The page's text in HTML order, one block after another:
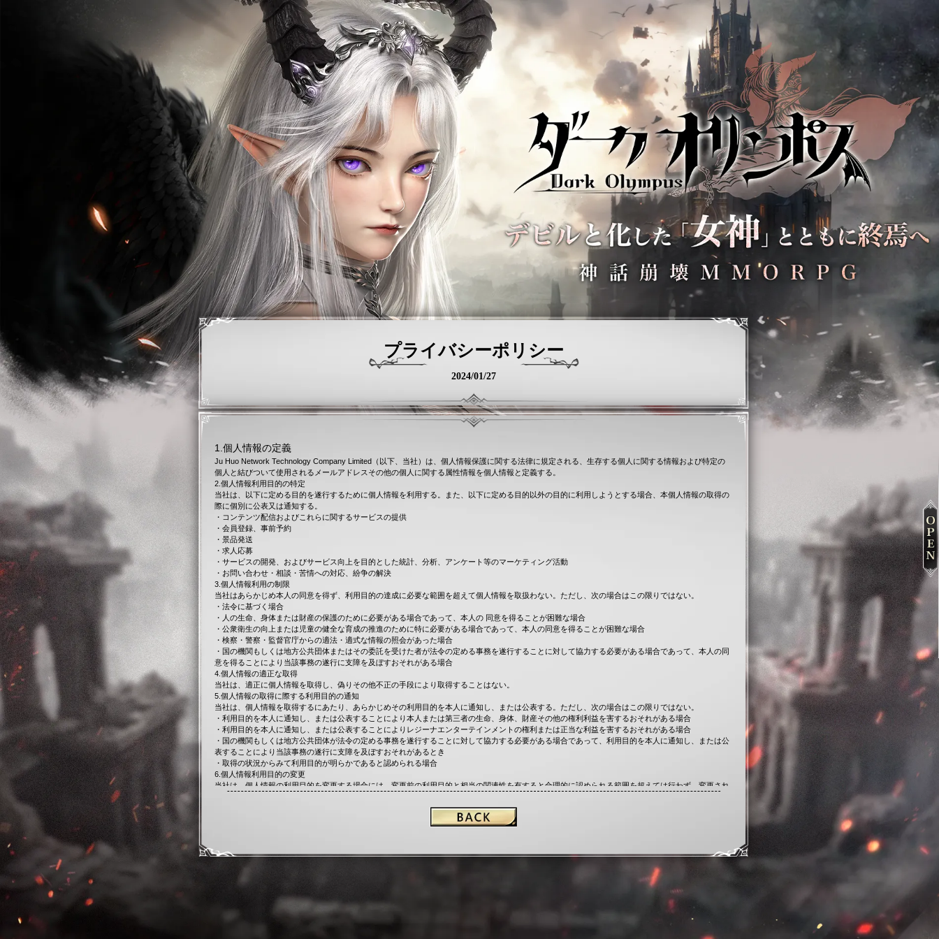
プライバシーポリシー
2024/01/27
1.個人情報の定義
Ju Huo Network Technology Company Limited（以下、当社）は、個人情報保護に関する法律に規定される、生存する個人に関する情報および特定の
個人と結びついて使用されるメールアドレスその他の個人に関する属性情報を個人情報と定義する。
2.個人情報利用目的の特定
当社は、以下に定める目的を遂行するために個人情報を利用する。また、以下に定める目的以外の目的に利用しようとする場合、本個人情報の取得の
際に個別に公表又は通知する。
・コンテンツ配信およびこれらに関するサービスの提供
・会員登録、事前予約
・景品発送
・求人応募
・サービスの開発、およびサービス向上を目的とした統計、分析、アンケート等のマーケティング活動
・お問い合わせ・相談・苦情への対応、紛争の解決
3.個人情報利用の制限
当社はあらかじめ本人の同意を得ず、利用目的の達成に必要な範囲を超えて個人情報を取扱わない。ただし、次の場合はこの限りではない。
・法令に基づく場合
・人の生命、身体または財産の保護のために必要がある場合であって、本人の 同意を得ることが困難な場合
・公衆衛生の向上または児童の健全な育成の推進のために特に必要がある場合であって、本人の同意を得ることが困難な場合
・検察・警察・監督官庁からの適法・適式な情報の照会があった場合
・国の機関もしくは地方公共団体またはその委託を受けた者が法令の定める事務を遂行することに対して協力する必要がある場合であって、本人の同
意を得ることにより当該事務の遂行に支障を及ぼすおそれがある場合
4.個人情報の適正な取得
当社は、適正に個人情報を取得し、偽りその他不正の手段により取得することはない。
5.個人情報の取得に際する利用目的の通知
当社は、個人情報を取得するにあたり、あらかじめその利用目的を本人に通知し、または公表する。ただし、次の場合はこの限りではない。
・利用目的を本人に通知し、または公表することにより本人または第三者の生命、身体、財産その他の権利利益を害するおそれがある場合
・利用目的を本人に通知し、または公表することによりレジーナエンターテインメントの権利または正当な利益を害するおそれがある場合
・国の機関もしくは地方公共団体が法令の定める事務を遂行することに対して協力する必要がある場合であって、利用目的を本人に通知し、または公
表することにより当該事務の遂行に支障を及ぼすおそれがあるとき
・取得の状況からみて利用目的が明らかであると認められる場合
6.個人情報利用目的の変更
当社は、個人情報の利用目的を変更する場合には、変更前の利用目的と相当の関連性を有すると合理的に認められる範囲を超えては行わず、変更され
当社は、個人情報の漏洩、滅失またはき損の防止その他の個人情報の安全管理が図られるよう従業員に対する必要かつ適切な指導・教育・監督を行
当社は、個人情報の取扱いの全部又は一部を委託する場合は、委託先と機密保持を含む契約の締結、または、当社が定める約款に合意を求め、委託先
・法令に基づく場合